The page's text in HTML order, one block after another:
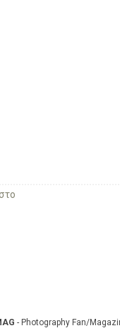
- Photography Fan/